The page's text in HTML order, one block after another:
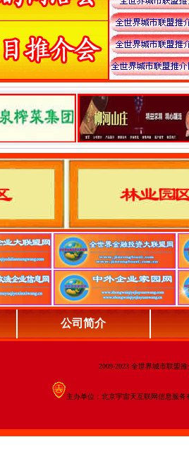
公司简介
2009-2023 全世界城市联盟
主办单位：北京宇宙天互联网信息服